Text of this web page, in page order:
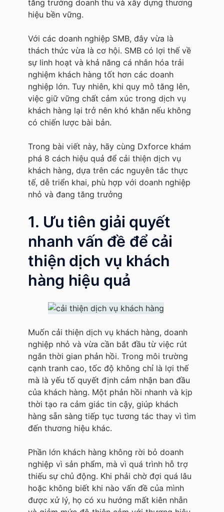
tăng trưởng doanh thu và xây dựng thương
hiệu bền vững.
Với các doanh nghiệp SMB, đây vừa là
thách thức vừa là cơ hội. SMB có lợi thế về
sự linh hoạt và khả năng cá nhân hóa trải
nghiệm khách hàng tốt hơn các doanh
nghiệp lớn. Tuy nhiên, khi quy mô tăng lên,
việc giữ vững chất cảm xúc trong dịch vụ
khách hàng lại trở nên khó khăn nếu không
có chiến lược bài bản.
Trong bài viết này, hãy cùng Dxforce khám
phá 8 cách hiệu quả để cải thiện dịch vụ
khách hàng, dựa trên các nguyên tắc thực
tế, dễ triển khai, phù hợp với doanh nghiệp
nhỏ và đang tăng trưởng
1. Ưu tiên giải quyết
nhanh vấn đề để cải
thiện dịch vụ khách
hàng hiệu quả
Muốn cải thiện dịch vụ khách hàng, doanh
nghiệp nhỏ và vừa cần bắt đầu từ việc rút
ngắn thời gian phản hồi. Trong môi trường
cạnh tranh cao, tốc độ không chỉ là lợi thế
mà là yếu tố quyết định cảm nhận ban đầu
của khách hàng. Một phản hồi nhanh và kịp
thời tạo ra cảm giác tin cậy, giúp khách
hàng sẵn sàng tiếp tục tương tác thay vì tìm
đến thương hiệu khác.
Phần lớn khách hàng không rời bỏ doanh
nghiệp vì sản phẩm, mà vì quá trình hỗ trợ
thiếu sự chủ động. Khi phải chờ đợi quá lâu
hoặc không biết khi nào vấn đề của mình
được xử lý, họ có xu hướng mất kiên nhẫn